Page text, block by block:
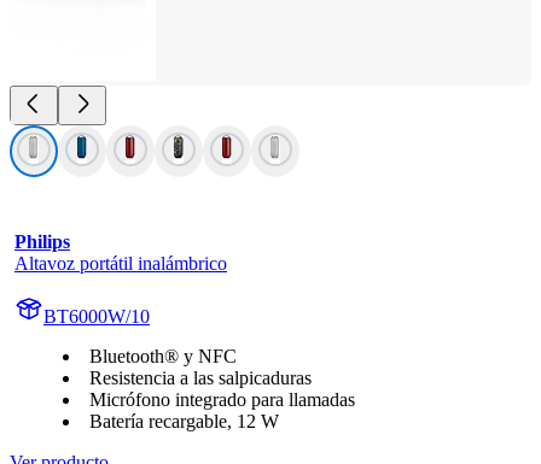
Philips
Altavoz portátil inalámbrico
BT6000W/10
Bluetooth® y NFC
Resistencia a las salpicaduras
Micrófono integrado para llamadas
Batería recargable, 12 W